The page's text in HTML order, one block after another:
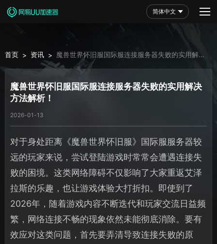
简体中文
首页 > 资讯 > 魔兽世界怀旧服国际服连接服务器失败的实用解决
方法解析！
魔兽世界怀旧服国际服连接服务器失败的实用解决
方法解析！
2026-01-13
对于身处距离《魔兽世界怀旧服》国际服服务器较
远的玩家来说，尝试登陆游戏时常常会遭遇连接失
败的困境。这类网络障碍不仅影响了大家重返艾泽
拉斯的乐趣，也让游戏体验大打折扣。即使到了
2026年，随着游戏内容不断迭代和玩家交流日益频
繁，网络连接不畅的现象依然未能彻底消除。要有
效应对这类问题，首先要弄清导致连接失败的原